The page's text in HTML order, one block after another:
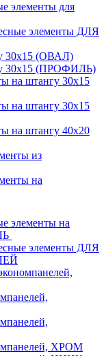
элементы для
элементы ДЛЯ
30х15 (ОВАЛ)
30х15 (ПРОФИЛЬ)
на штангу 30х15
на штангу 30х15
на штангу 40х20
из
на
элементы на
элементы ДЛЯ
ХРОМ